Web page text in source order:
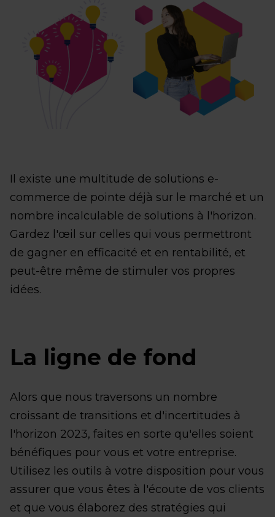
Il existe une multitude de solutions e-
commerce de pointe déjà sur le marché et un
nombre incalculable de solutions à l'horizon.
Gardez l'œil sur celles qui vous permettront
de gagner en efficacité et en rentabilité, et
peut-être même de stimuler vos propres
idées.
La ligne de fond
Alors que nous traversons un nombre
croissant de transitions et d'incertitudes à
l'horizon 2023, faites en sorte qu'elles soient
bénéfiques pour vous et votre entreprise.
Utilisez les outils à votre disposition pour vous
assurer que vous êtes à l'écoute de vos clients
et que vous élaborez des stratégies qui